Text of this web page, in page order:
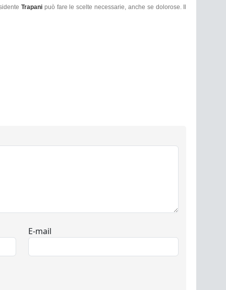
Trapani può fare le scelte necessarie, anche se dolorose. Il